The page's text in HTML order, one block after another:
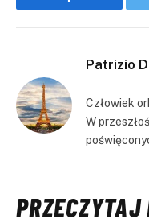
Facebook
Patrizio
Człowiek
W
PRZECZYTAJ